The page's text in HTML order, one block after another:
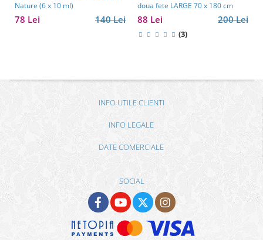
Nature (6 x 10 ml)
140 Lei
78 Lei
doua fete LARGE 70 x 180 cm
200 Lei
88 Lei
(3)
INFO UTILE CLIENTI
INFO LEGALE
DATE COMERCIALE
SOCIAL